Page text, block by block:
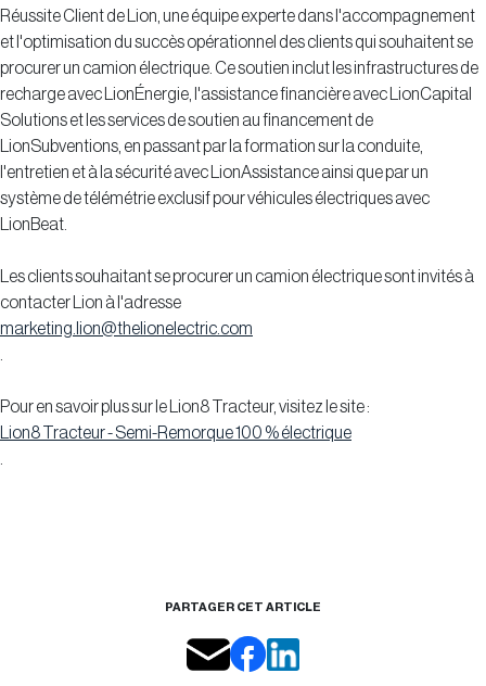
Réussite Client de Lion, une équipe experte dans l'accompagnement
et l'optimisation du succès opérationnel des clients qui souhaitent se
procurer un camion électrique. Ce soutien inclut les infrastructures de
recharge avec LionÉnergie, l'assistance financière avec LionCapital
Solutions et les services de soutien au financement de
LionSubventions, en passant par la formation sur la conduite,
l'entretien et à la sécurité avec LionAssistance ainsi que par un
système de télémétrie exclusif pour véhicules électriques avec
LionBeat.
Les clients souhaitant se procurer un camion électrique sont invités à
contacter Lion à l'adresse
marketing.lion@thelionelectric.com
Pour en savoir plus sur le Lion8 Tracteur, visitez le site :
Lion8 Tracteur - Semi-Remorque 100 % électrique
PARTAGER CET ARTICLE